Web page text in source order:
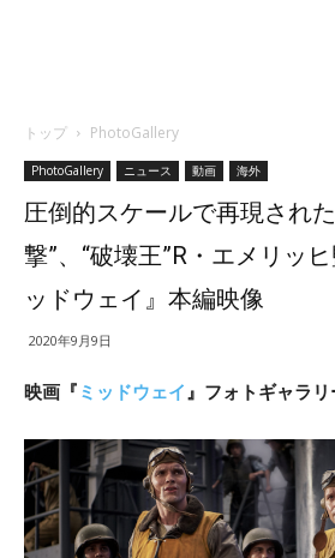
トップ PhotoGallery
PhotoGallery ニュース 動画 海外
圧倒的スケールで再現され
撃”、“破壊王”R・エメリッ
ッドウェイ』本編映像
2020年9月9日
映画『 ミッドウェイ 』フォトギャラリ